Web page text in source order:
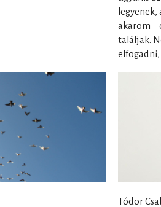
akarom –
találjak.
Tódor